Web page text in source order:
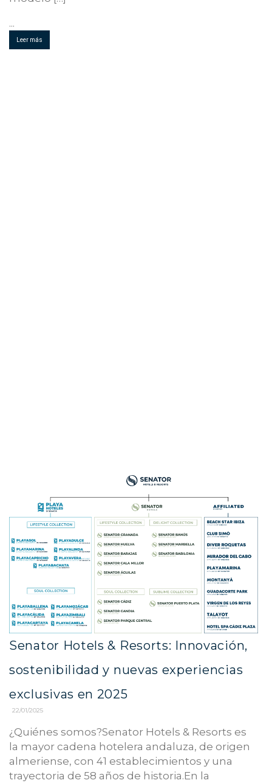
...
Leer más
Senator Hotels & Resorts: Innovación,
sostenibilidad y nuevas experiencias
exclusivas en 2025
22/01/2025
¿Quiénes somos?Senator Hotels & Resorts es
la mayor cadena hotelera andaluza, de origen
almeriense, con 41 establecimientos y una
trayectoria de 58 años de historia.En la